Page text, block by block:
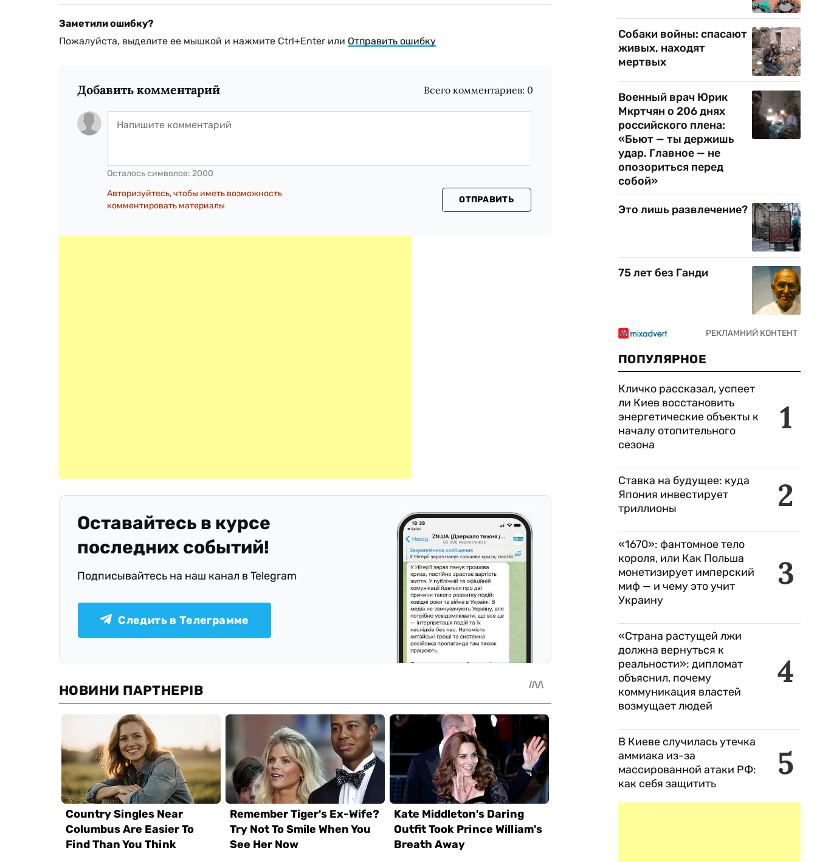
Заметили ошибку?
Пожалуйста, выделите ее мышкой и нажмите Ctrl+Enter или Отправить ошибку
Добавить комментарий Всего комментариев: 0
Осталось символов: 2000
Авторизуйтесь, чтобы иметь возможность
комментировать материалы
ОТПРАВИТЬ
Оставайтесь в курсе
последних событий!
Подписывайтесь на наш канал в Telegram
Следить в Телеграмме
Собаки войны: спасают
живых, находят
мертвых
Военный врач Юрик
Мкртчян о 206 днях
российского плена:
«Бьют — ты держишь
удар. Главное — не
опозориться перед
собой»
Это лишь развлечение?
75 лет без Ганди
ПОПУЛЯРНОЕ
1
Кличко рассказал, успеет
ли Киев восстановить
энергетические объекты к
началу отопительного
сезона
2
Ставка на будущее: куда
Япония инвестирует
триллионы
3
«1670»: фантомное тело
короля, или Как Польша
монетизирует имперский
миф — и чему это учит
Украину
4
«Страна растущей лжи
должна вернуться к
реальности»: дипломат
объяснил, почему
коммуникация властей
возмущает людей
5
В Киеве случилась утечка
аммиака из-за
массированной атаки РФ:
как себя защитить